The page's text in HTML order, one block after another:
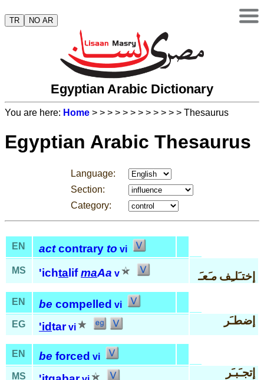
TR NO AR
Egyptian Arabic Dictionary
You are here: Home > > > > > > > > > > > > Thesaurus
Egyptian Arabic Thesaurus
Language:
Section:
Category:
EN actcontrary to vi
MS 'ichta lifmaAa v إختـَلـِفمـَعـَ
EN be compelled vi
EG
'idtar vi
إضطـَر
EN be forced vi
MS
إتجـَبـَر